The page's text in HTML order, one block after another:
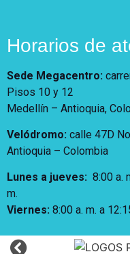
Horarios de
Sede Megacentro:
Pisos 10 y 12
Medellín – Antioquia,
Velódromo: calle 47D
Antioquia – Colombia
Lunes a jueves: 8:00 a.
m.
Viernes: 8:00 a. m. a